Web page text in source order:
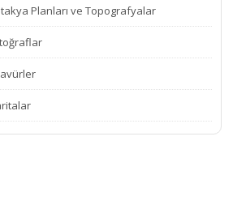
Planları ve Topografyalar